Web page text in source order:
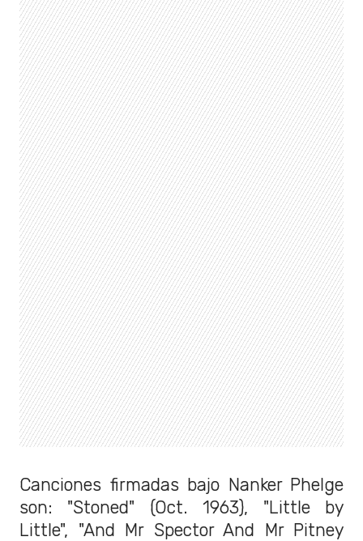
Canciones firmadas bajo Nanker Phelge
son: "Stoned" (Oct. 1963), "Little by
Little", "And Mr Spector And Mr Pitney